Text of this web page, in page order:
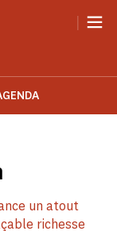
|
un atout
richesse